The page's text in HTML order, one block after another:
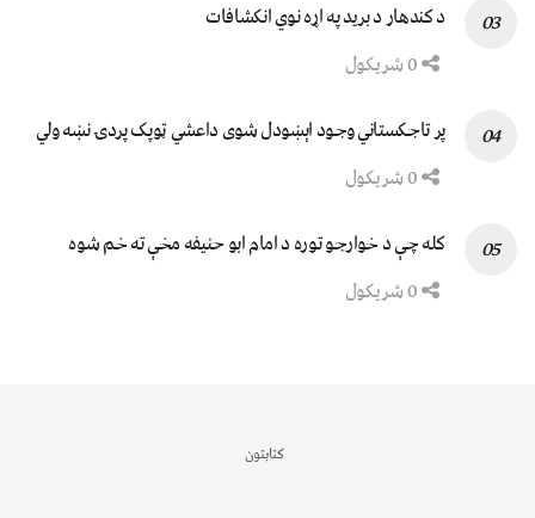
د کندهار د برید په اړه نوي انکشافات
پر تاجکستاني وجود اېښودل شوی داعشي ټوپک پردۍ نښه ولي
کله چې د خوارجو توره د امام ابو حنیفه مخې ته خم شوه
کتابتون